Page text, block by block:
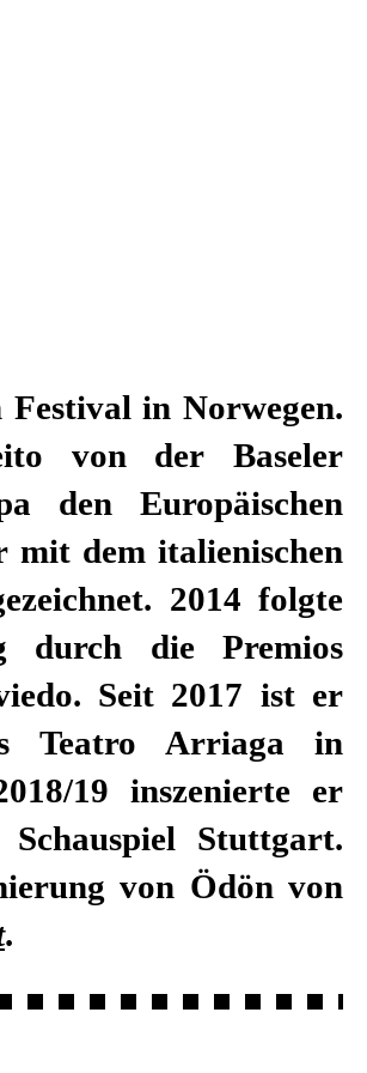
19 inszenierte er
Schauspiel Stuttgart.
von Ödön von
.